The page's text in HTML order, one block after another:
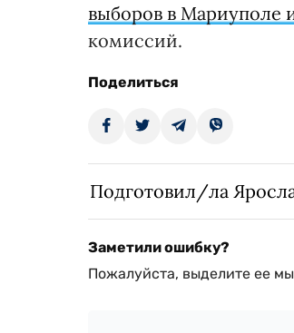
выборов в Мариуполе
комиссий.
Поделиться
Подготовил/ла
Заметили ошибку?
Пожалуйста, выделите ее